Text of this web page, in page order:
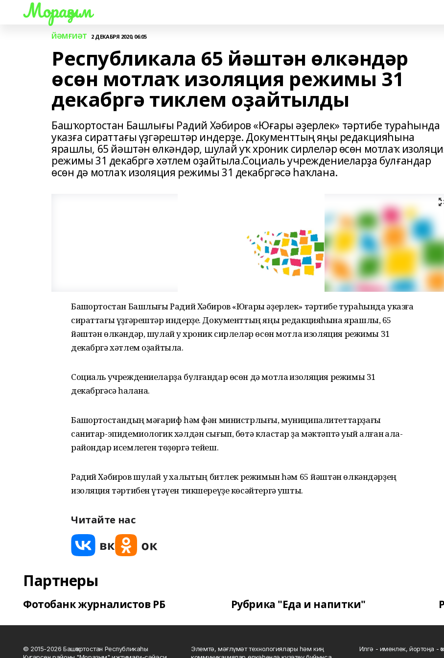
Мораҙым
ЙӘМҒИӘТ 2 ДЕКАБРЯ 2020, 06:05
Республикала 65 йәштән өлкәндәр
өсөн мотлаҡ изоляция режимы 31
декабргә тиклем оҙайтылды
Башҡортостан Башлығы Радий Хәбиров «Юғары әҙерлек» тәртибе тураһында
указға сираттағы үҙгәрештәр индерҙе. Документтың яңы редакцияһына
ярашлы, 65 йәштән өлкәндәр, шулай уҡ хроник сирлеләр өсөн мотлаҡ
режимы 31 декабргә хәтлем оҙайтыла.Социаль учреждениеларҙа булғандар
өсөн дә мотлаҡ изоляция режимы 31 декабргәсә һаҡлана.
Башҡортостан Башлығы Радий Хәбиров «Юғары әҙерлек» тәртибе тураһында указға
сираттағы үҙгәрештәр индерҙе. Документтың яңы редакцияһына ярашлы, 65
йәштән өлкәндәр, шулай уҡ хроник сирлеләр өсөн мотлаҡ изоляция режимы 31
декабргә хәтлем оҙайтыла.
Социаль учреждениеларҙа булғандар өсөн дә мотлаҡ изоляция режимы 31
декабргәсә һаҡлана.
Башҡортостандың мәғариф һәм фән министрлығы, муниципалитеттарҙағы
санитар-эпидемиологик хәлдән сығып, бөтә кластар ҙа мәктәптә уҡый алған ҡала-
райондар исемлеген төҙөргә тейеш.
Радий Хәбиров шулай уҡ халыҡтың битлек режимын һәм 65 йәштән өлкәндәрҙең
изоляция тәртибен үтәүен тикшереүҙе көсәйтергә ҡушты.
Читайте нас
Партнеры
Фотобанк журналистов РБ Рубрика "Еда и напитки"
© 2015-2026 Башҡортостан Республикаһы
Элемтә, мәғлүмәт технологиялары һәм киң
Илгә - именлек, йортоңа -